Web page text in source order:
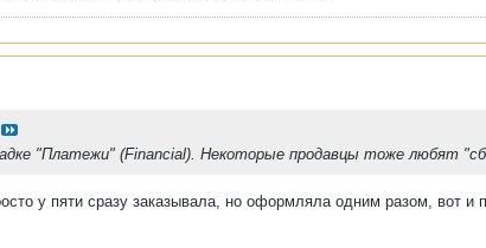
"Платежи" (Financial). Некоторые продавцы тоже любят
у пяти сразу заказывала, но оформляла одним разом, вот и